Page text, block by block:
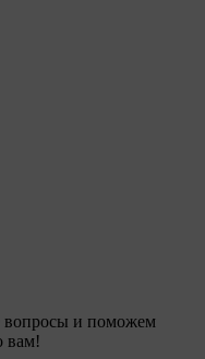
вопросы и поможем
вам!